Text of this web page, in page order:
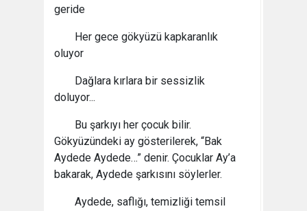
geride
Her gece gökyüzü kapkaranlık
oluyor
Dağlara kırlara bir sessizlik
doluyor...
Bu şarkıyı her çocuk bilir.
Gökyüzündeki ay gösterilerek, “Bak
Aydede Aydede…” denir. Çocuklar Ay’a
bakarak, Aydede şarkısını söylerler.
Aydede, saflığı, temizliği temsil